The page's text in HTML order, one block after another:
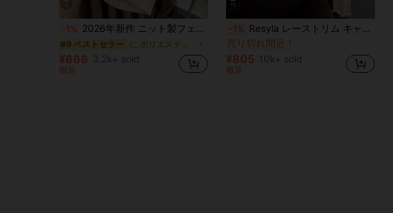
-1% 2026年新作 ニット製フェイスマスク付き半袖インナーシャツ、レディース夏用薄手ラウンドネック白Tシャツカジュアル
#9 ベストセラー
¥666 3.2k+ sold
概算
15
-1% Resyla レーストリム キャミソールドレスカバーアップ、長袖ニットシアーカバーアップトップ レディース、夏
#1 ベストセラー
売り切れ間近！
#1 ベストセラー
売り切れ間近！
#1 ベストセラー
売り切れ間近！
#1 ベストセラー
売り切れ間近！
¥805 10k+ sold
概算